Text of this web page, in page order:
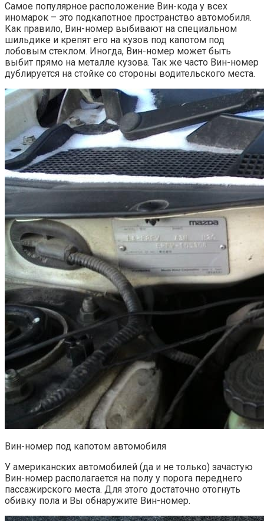
Самое популярное расположение Вин-кода у всех
иномарок – это подкапотное пространство автомобиля.
Как правило, Вин-номер выбивают на специальном
шильдике и крепят его на кузов под капотом под
лобовым стеклом. Иногда, Вин-номер может быть
выбит прямо на металле кузова. Так же часто Вин-номер
дублируется на стойке со стороны водительского места.
Вин-номер под капотом автомобиля
У американских автомобилей (да и не только) зачастую
Вин-номер располагается на полу у порога переднего
пассажирского места. Для этого достаточно отогнуть
обивку пола и Вы обнаружите Вин-номер.